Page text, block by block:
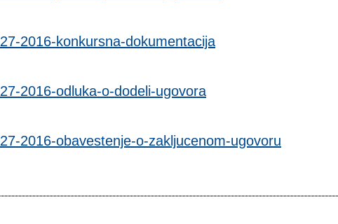
2016-konkursna-dokumentacija
2016-odluka-o-dodeli-ugovora
2016-obavestenje-o-zakljucenom-ugovoru